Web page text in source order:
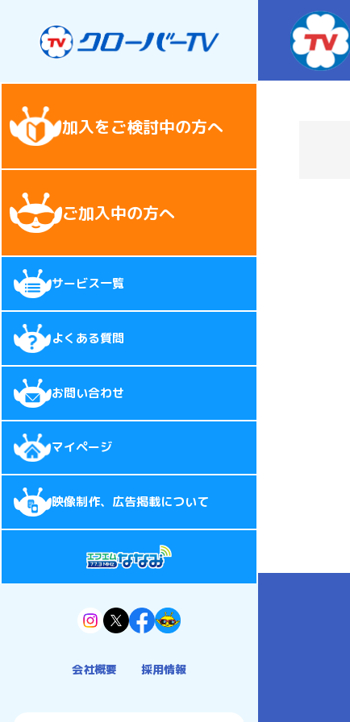
加入をご検討中の方へ
ご加入中の方へ
サービス一覧
よくある質問
お問い合わせ
マイページ
映像制作、広告掲載について
会社概要 採用情報